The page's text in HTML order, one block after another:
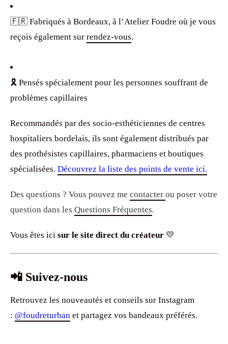
🇫🇷 Fabriqués à Bordeaux, à l’Atelier Foudre où je vous
reçois également sur rendez-vous.
🎗️ Pensés spécialement pour les personnes souffrant de
problèmes capillaires
Recommandés par des socio-esthéticiennes de centres
hospitaliers bordelais, ils sont également distribués par
des prothésistes capillaires, pharmaciens et boutiques
spécialisées. Découvrez la liste des points de vente ici.
Des questions ? Vous pouvez me contacter ou poser votre
question dans les Questions Fréquentes.
Vous êtes ici sur le site direct du créateur 💛
📲 Suivez-nous
Retrouvez les nouveautés et conseils sur Instagram
: @foudreturban et partagez vos bandeaux préférés.